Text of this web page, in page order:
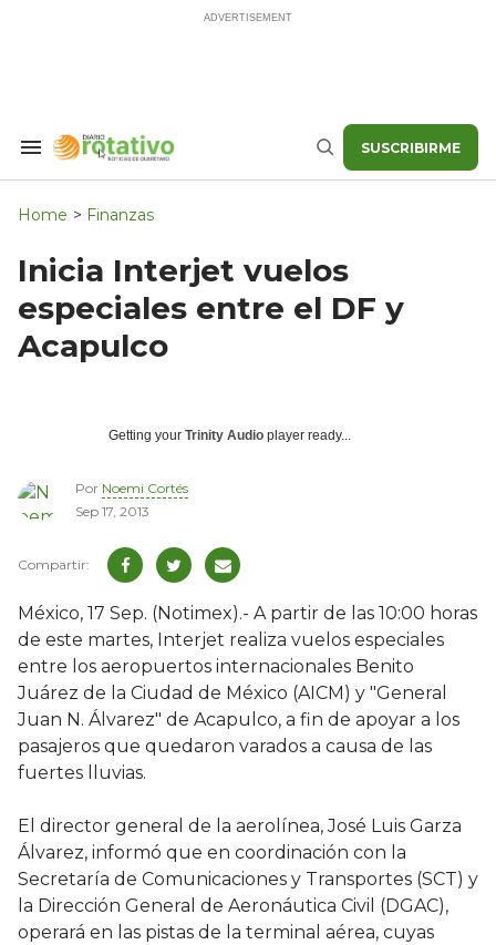
Search
Navigation
Buscar SUSCRIBIRME
Home > Finanzas
Inicia Interjet vuelos
especiales entre el DF y
Acapulco
Getting your Trinity Audio player ready...
Por Noemi Cortés
Sep 17, 2013
México, 17 Sep. (Notimex).- A partir de las 10:00 horas
de este martes, Interjet realiza vuelos especiales
entre los aeropuertos internacionales Benito
Juárez de la Ciudad de México (AICM) y "General
Juan N. Álvarez" de Acapulco, a fin de apoyar a los
pasajeros que quedaron varados a causa de las
fuertes lluvias.
El director general de la aerolínea, José Luis Garza
Álvarez, informó que en coordinación con la
Secretaría de Comunicaciones y Transportes (SCT) y
la Dirección General de Aeronáutica Civil (DGAC),
operará en las pistas de la terminal aérea, cuyas